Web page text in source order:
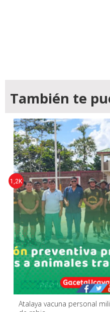
También te
Atalaya vacuna personal
1,2K